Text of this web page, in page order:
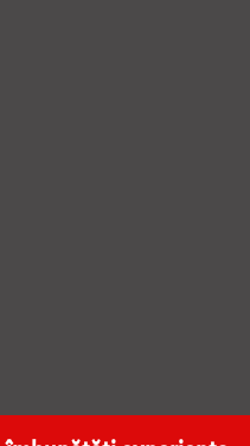
NAȚIONALĂ